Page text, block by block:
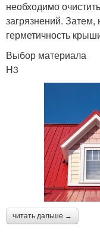
необходимо
загрязнений.
герметичность
Выбор материала
H3
читать дальше →